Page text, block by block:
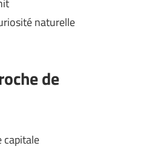
naturelle
de
capitale